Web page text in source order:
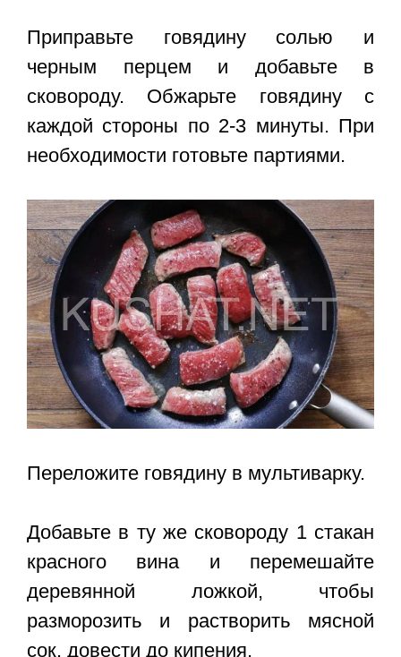
Приправьте говядину солью и
черным перцем и добавьте в
сковороду. Обжарьте говядину с
каждой стороны по 2-3 минуты. При
необходимости готовьте партиями.
Переложите говядину в мультиварку.
Добавьте в ту же сковороду 1 стакан
красного вина и перемешайте
деревянной ложкой, чтобы
разморозить и растворить мясной
сок. довести до кипения.